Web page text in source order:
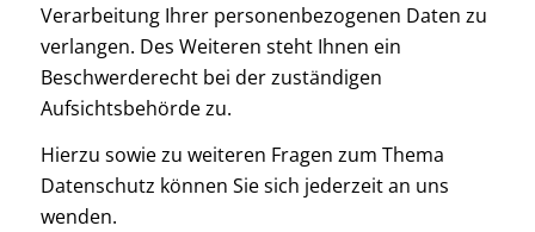
Verarbeitung Ihrer personenbezogenen Daten zu
verlangen. Des Weiteren steht Ihnen ein
Beschwerderecht bei der zuständigen
Aufsichtsbehörde zu.
Hierzu sowie zu weiteren Fragen zum Thema
Datenschutz können Sie sich jederzeit an uns
wenden.